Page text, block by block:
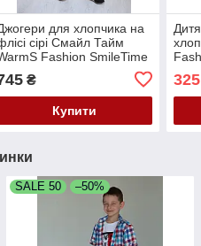
для хлопчика на
сірі Смайл Тайм
Fashion SmileTime
₴
Купити
325
SALE 50 –50%